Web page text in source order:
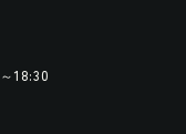
～1 8:30